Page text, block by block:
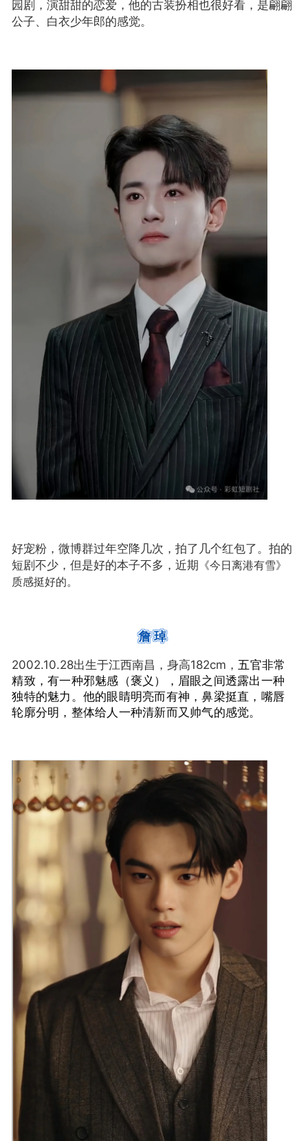
园剧，演甜甜的恋爱，他的古装扮相也很好看，是翩翩
公子、白衣少年郎的感觉。
好宠粉，微博群过年空降几次，拍了几个红包了。拍的
短剧不少，但是好的本子不多，近期 《今日离港有雪》
质感挺好的。
詹琸
2002.10.28出生于江西南昌，身高182cm，五官非常
精致，有一种邪魅感（褒义），眉眼之间透露出一种
独特的魅力。他的眼睛明亮而有神，鼻梁挺直，嘴唇
轮廓分明，整体给人一种清新而又帅气的感觉。